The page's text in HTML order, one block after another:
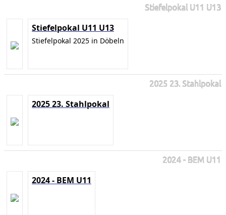
Stiefelpokal U11 U13
Stiefelpokal U11 U13
Stiefelpokal 2025 in Döbeln
2025 23. Stahlpokal
2025 23. Stahlpokal
2024 - BEM U11
2024 - BEM U11